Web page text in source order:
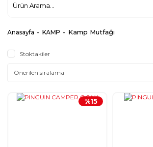
Anasayfa KAMP Kamp Mutfağı
Stoktakiler
%15